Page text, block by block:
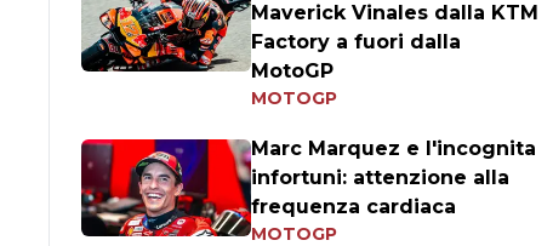
Maverick Vinales dalla KTM
Factory a fuori dalla
MotoGP
MOTOGP
Marc Marquez e l'incognita
infortuni: attenzione alla
frequenza cardiaca
MOTOGP